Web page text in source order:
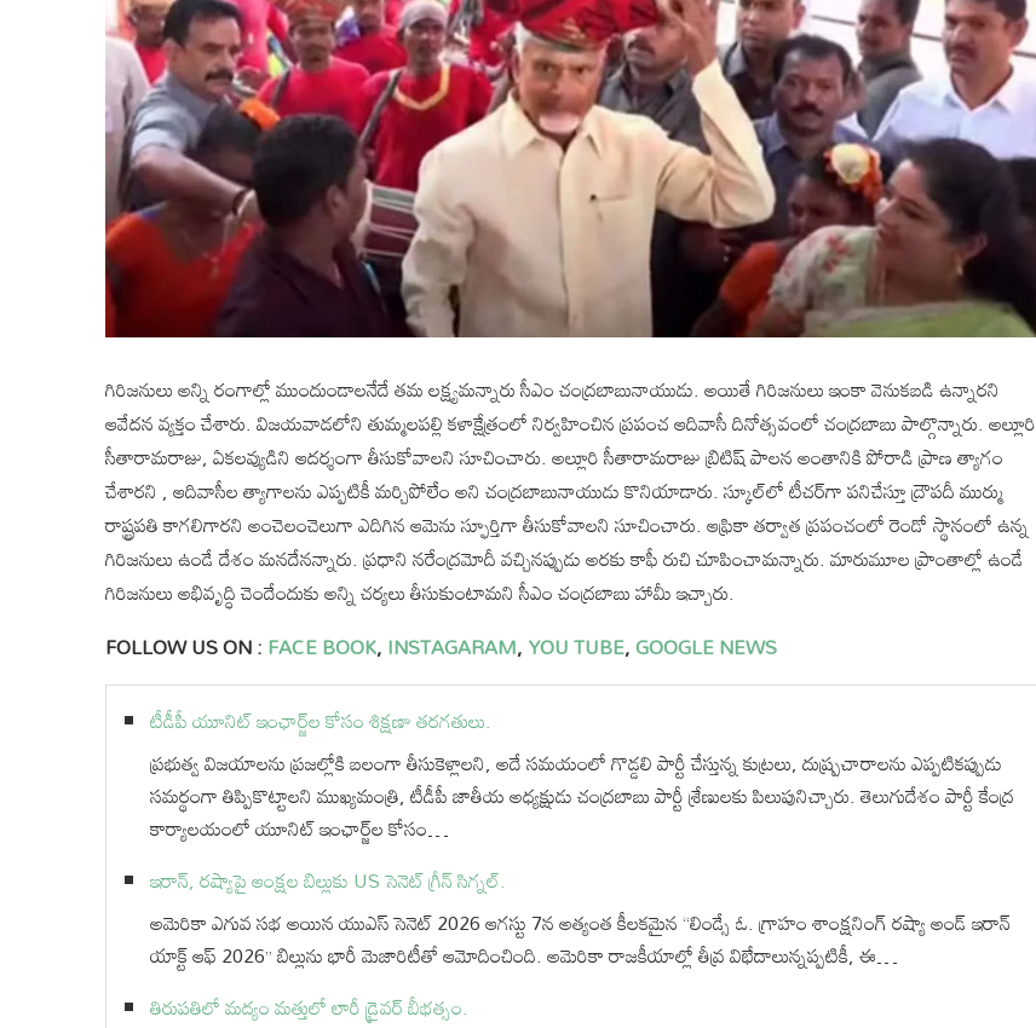
గిరిజనులు అన్ని రంగాల్లో ముందుండాలనేదే తమ లక్ష్యమన్నారు సీఎం చంద్రబాబునాయుడు. అయితే గిరిజనులు ఇంకా వెనుకబడి ఉన్నారని
ఆవేదన వ్యక్తం చేశారు. విజయవాడలోని తుమ్మలపల్లి కళాక్షేత్రంలో నిర్వహించిన ప్రపంచ ఆదివాసీ దినోత్సవంలో చంద్రబాబు పాల్గొన్నారు. అల్లూరి
సీతారామరాజు, ఏకలవ్యుడిని ఆదర్శంగా తీసుకోవాలని సూచించారు. అల్లూరి సీతారామరాజు బ్రిటిష్ పాలన అంతానికి పోరాడి ప్రాణ త్యాగం
చేశారని , ఆదివాసీల త్యాగాలను ఎప్పటికీ మర్చిపోలేం అని చంద్రబాబునాయుడు కొనియాడారు. స్కూల్‌లో టీచర్‌గా పనిచేస్తూ ద్రౌపదీ ముర్ము
రాష్ట్రపతి కాగలిగారని అంచెలంచెలుగా ఎదిగిన ఆమెను స్ఫూర్తిగా తీసుకోవాలని సూచించారు. ఆఫ్రికా తర్వాత ప్రపంచంలో రెండో స్థానంలో ఉన్న
గిరిజనులు ఉండే దేశం మనదేనన్నారు. ప్రధాని నరేంద్రమోదీ వచ్చినప్పుడు అరకు కాఫీ రుచి చూపించామన్నారు. మారుమూల ప్రాంతాల్లో ఉండే
గిరిజనులు అభివృద్ధి చెందేందుకు అన్ని చర్యలు తీసుకుంటామని సీఎం చంద్రబాబు హామీ ఇచ్చారు.
FOLLOW US ON :FACE BOOK,INSTAGARAM,YOU TUBE,GOOGLE NEWS
టీడీపీ యూనిట్ ఇంఛార్జ్‌ల కోసం శిక్షణా తరగతులు.
ప్రభుత్వ విజయాలను ప్రజల్లోకి బలంగా తీసుకెళ్లాలని, అదే సమయంలో గొడ్డలి పార్టీ చేస్తున్న కుట్రలు, దుష్ప్రచారాలను ఎప్పటికప్పుడు
సమర్థంగా తిప్పికొట్టాలని ముఖ్యమంత్రి, టీడీపీ జాతీయ అధ్యక్షుడు చంద్రబాబు పార్టీ శ్రేణులకు పిలుపునిచ్చారు. తెలుగుదేశం పార్టీ కేంద్ర
కార్యాలయంలో యూనిట్ ఇంఛార్జ్‌ల కోసం…
ఇరాన్, రష్యాపై ఆంక్షల బిల్లుకు US సెనెట్ గ్రీన్ సిగ్నల్.
అమెరికా ఎగువ సభ అయిన యుఎస్ సెనెట్ 2026 ఆగస్టు 7న అత్యంత కీలకమైన “లిండ్సే ఓ. గ్రాహం శాంక్షనింగ్ రష్యా అండ్ ఇరాన్
యాక్ట్ ఆఫ్ 2026” బిల్లును భారీ మెజారిటీతో ఆమోదించింది. అమెరికా రాజకీయాల్లో తీవ్ర విభేదాలున్నప్పటికీ, ఈ…
తిరుపతిలో మద్యం మత్తులో లారీ డ్రైవర్ బీభత్సం.